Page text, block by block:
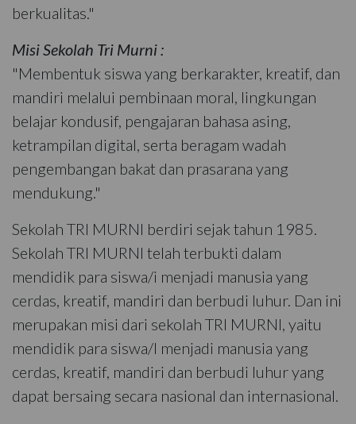
berkualitas."
Misi Sekolah Tri Murni :
"Membentuk siswa yang berkarakter, kreatif, dan
mandiri melalui pembinaan moral, lingkungan
belajar kondusif, pengajaran bahasa asing,
ketrampilan digital, serta beragam wadah
pengembangan bakat dan prasarana yang
mendukung."
Sekolah TRI MURNI berdiri sejak tahun 1985.
Sekolah TRI MURNI telah terbukti dalam
mendidik para siswa/i menjadi manusia yang
cerdas, kreatif, mandiri dan berbudi luhur. Dan ini
merupakan misi dari sekolah TRI MURNI, yaitu
mendidik para siswa/I menjadi manusia yang
cerdas, kreatif, mandiri dan berbudi luhur yang
dapat bersaing secara nasional dan internasional.